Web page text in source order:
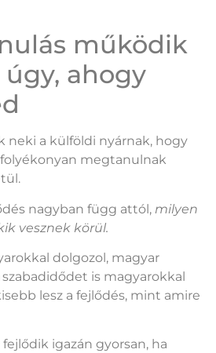
működik
ahogy
neki a külföldi nyárnak, hogy
megtanulnak
nagyban függ attól, milyen
vesznek körül.
dolgozol, magyar
szabadidődet is magyarokkal
lesz a fejlődés, mint amire
igazán gyorsan, ha